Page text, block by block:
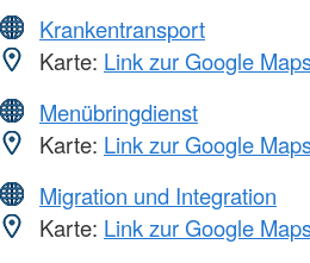
Krankentransport
Karte: Link zur Google
Menübringdienst
Karte: Link zur Google
Migration und Integration
Karte: Link zur Google